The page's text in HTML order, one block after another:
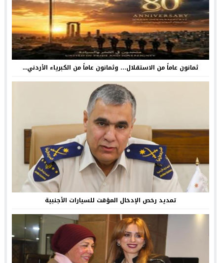
ثمانون عاماً من الاستقلال… وثمانون عاماً من الكبرياء الأردني...
تمديد رخص الإدخال المؤقت للسيارات الأجنبية